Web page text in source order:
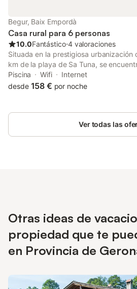
Begur, Baix Empordà
Casa rural para 6 personas
10.0Fantástico⋅4 valoraciones
Situada en la prestigiosa urbanización
km de la playa de Sa Tuna, se
adosada que disfruta de excelentes
orientación especialmente soleada. La
el interior, ofrece una agradable sala
cocina totalmente equipada, tres
baños completos con ducha. Además,
Piscina Wifi
Internet
desde 158 € por noche
Ver todas las
Otras ideas de
propiedad que te
en Provincia de